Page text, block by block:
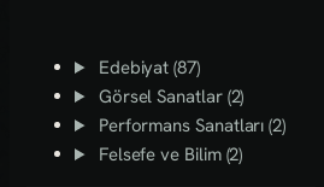
Edebiyat (87)
Görsel Sanatlar (2)
Performans Sanatları (2)
Felsefe ve Bilim (2)